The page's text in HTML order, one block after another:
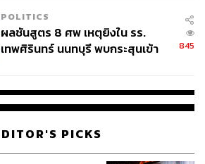
โครงการตลอด 22 เดือน มีการ
ทธ์ ‘ซ้อมให้เหมือนจริง’ มากถึง 21
แต่วันเดียว ใช้งบประมาณไปกว่า 4.5
POLITICS
ผลชันสูตร 8 ศพ เหตุยิงใน รร.
เทพศิรินทร์ นนทบุรี พบกระสุนเข้า
845
PICKS